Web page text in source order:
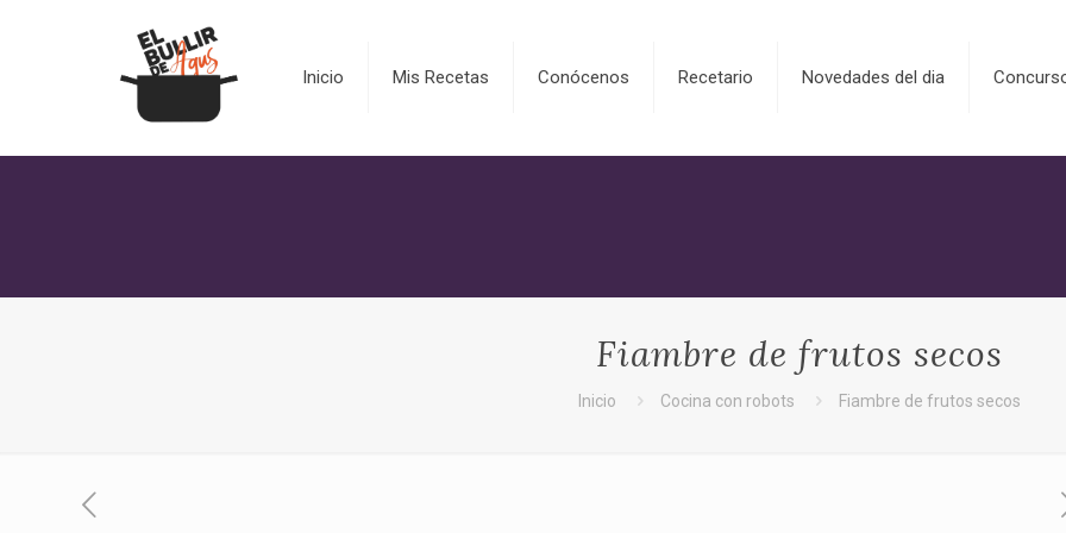
Inicio Mis Recetas Conócenos Recetario Novedades del dia
Fiambre de frutos secos
Inicio Cocina con robots Fiambre de frutos secos